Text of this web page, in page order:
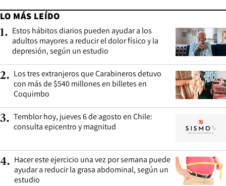
LO MÁS LEÍDO
1. Estos hábitos diarios pueden ayudar a los
adultos mayores a reducir el dolor físico y la
depresión, según un estudio
2. Los tres extranjeros que Carabineros detuvo
con más de $540 millones en billetes en
Coquimbo
3. Temblor hoy, jueves 6 de agosto en Chile:
consulta epicentro y magnitud
4. Hacer este ejercicio una vez por semana puede
ayudar a reducir la grasa abdominal, según un
estudio